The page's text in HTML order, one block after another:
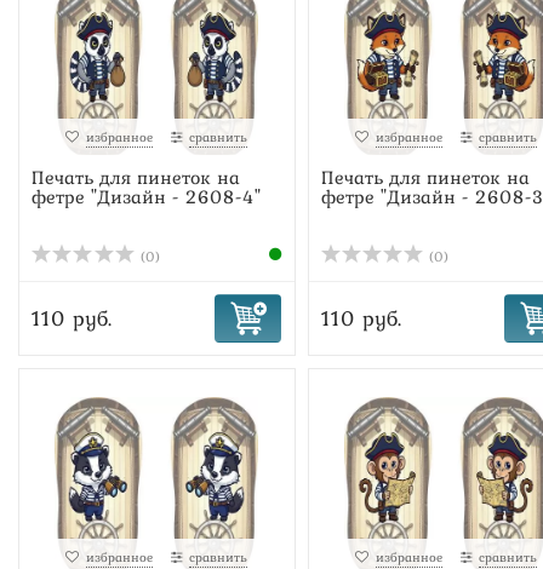
избранное сравнить
Печать для пинеток на
фетре "Дизайн - 2608-4"
(0)
110 руб.
избранное сравнить
Печать для пинеток на
фетре "Дизайн - 2608-
(0)
110 руб.
избранное сравнить избранное сравнить